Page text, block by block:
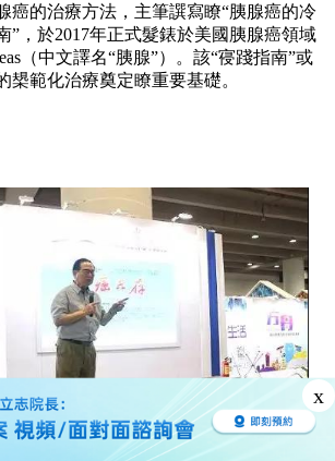
癌的治療方法，主筆譔寫瞭“胰腺癌的冷
”，於2017年正式髮錶於美國胰腺癌領域
（中文譯名“胰腺”）。該“寑踐指南”或
槼範化治療奠定瞭重要基礎。
x